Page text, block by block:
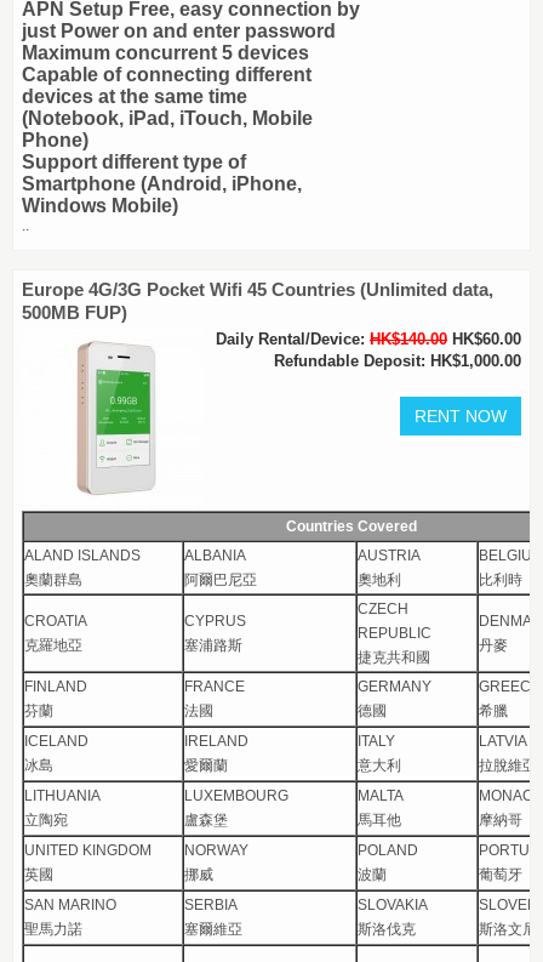
APN Setup Free, easy connection by
just Power on and enter password
Maximum concurrent 5 devices
Capable of connecting different
devices at the same time
(Notebook, iPad, iTouch, Mobile
Phone)
Support different type of
Smartphone (Android, iPhone,
Windows Mobile)
..
Europe 4G/3G Pocket Wifi 45 Countries (Unlimited data,
500MB FUP)
Daily Rental/Device: HK$140.00 HK$60.00
Refundable Deposit: HK$1,000.00
Countries Covered
ALAND ISLANDS
奧蘭群島
ALBANIA
阿爾巴尼亞
AUSTRIA
奧地利
比利時
CROATIA
克羅地亞
CYPRUS
塞浦路斯
CZECH
REPUBLIC
捷克共和國
丹麥
FINLAND
芬蘭
FRANCE
法國
GERMANY
德國
GREECE
希臘
ICELAND
冰島
IRELAND
愛爾蘭
ITALY
意大利
LATVIA
拉脫維亞
LITHUANIA
立陶宛
LUXEMBOURG
盧森堡
MALTA
馬耳他
MONACO
摩納哥
UNITED KINGDOM
英國
NORWAY
挪威
POLAND
波蘭
葡萄牙
SAN MARINO
聖馬力諾
SERBIA
塞爾維亞
SLOVAKIA
斯洛伐克
斯洛文尼